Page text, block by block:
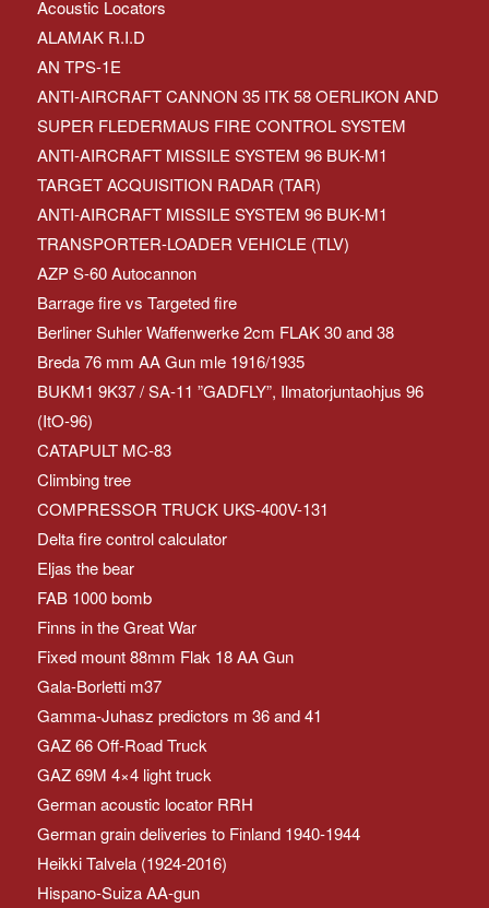
Acoustic Locators
ALAMAK R.I.D
AN TPS-1E
ANTI-AIRCRAFT CANNON 35 ITK 58 OERLIKON AND
SUPER FLEDERMAUS FIRE CONTROL SYSTEM
ANTI-AIRCRAFT MISSILE SYSTEM 96 BUK-M1
TARGET ACQUISITION RADAR (TAR)
ANTI-AIRCRAFT MISSILE SYSTEM 96 BUK-M1
TRANSPORTER-LOADER VEHICLE (TLV)
AZP S-60 Autocannon
Barrage fire vs Targeted fire
Berliner Suhler Waffenwerke 2cm FLAK 30 and 38
Breda 76 mm AA Gun mle 1916/1935
BUKM1 9K37 / SA-11 ”GADFLY”, Ilmatorjuntaohjus 96
(ItO-96)
CATAPULT MC-83
Climbing tree
COMPRESSOR TRUCK UKS-400V-131
Delta fire control calculator
Eljas the bear
FAB 1000 bomb
Finns in the Great War
Fixed mount 88mm Flak 18 AA Gun
Gala-Borletti m37
Gamma-Juhasz predictors m 36 and 41
GAZ 66 Off-Road Truck
GAZ 69M 4×4 light truck
German acoustic locator RRH
German grain deliveries to Finland 1940-1944
Heikki Talvela (1924-2016)
Hispano-Suiza AA-gun